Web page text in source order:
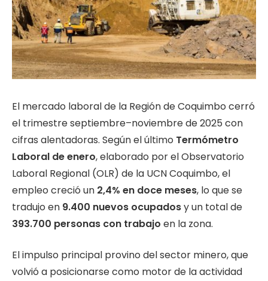
El mercado laboral de la Región de Coquimbo cerró
el trimestre septiembre–noviembre de 2025 con
cifras alentadoras. Según el último Termómetro
Laboral de enero, elaborado por el Observatorio
Laboral Regional (OLR) de la UCN Coquimbo, el
empleo creció un 2,4% en doce meses, lo que se
tradujo en 9.400 nuevos ocupadosy un total de
393.700 personas con trabajo en la zona.
El impulso principal provino del sector minero, que
volvió a posicionarse como motor de la actividad